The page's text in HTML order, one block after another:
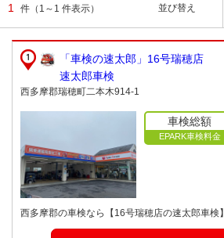
1 件 （1～1 件表示） 並び替え
「車検の速太郎」16号瑞穂店
速太郎車検
西多摩郡瑞穂町二本木914-1
車検総額
EPARK車検料金
西多摩郡の車検なら【16号瑞穂店の速太郎車検】